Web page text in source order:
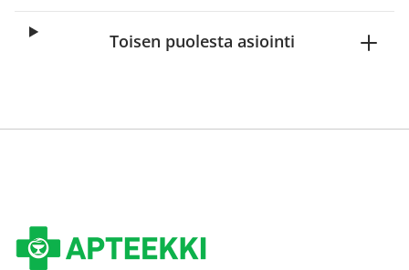
Toisen puolesta asiointi